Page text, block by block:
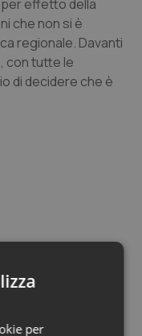
effetto della
che non si è
regionale. Davanti
con tutte le
di decidere che è
in
per